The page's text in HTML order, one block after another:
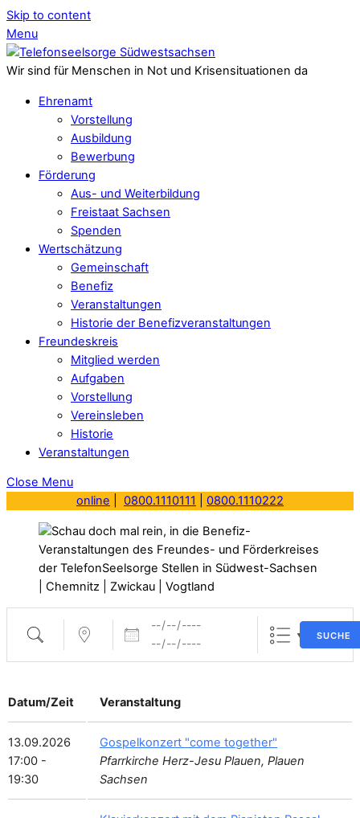
Skip to content
Menu
Wir sind für Menschen in Not und Krisensituationen da
Ehrenamt
Vorstellung
Ausbildung
Bewerbung
Förderung
Aus- und Weiterbildung
Freistaat Sachsen
Spenden
Wertschätzung
Gemeinschaft
Benefiz
Veranstaltungen
Historie der Benefizveranstaltungen
Freundeskreis
Mitglied werden
Aufgaben
Vorstellung
Vereinsleben
Historie
Veranstaltungen
Close Menu
online
0800.1110111 0800.1110222
Suche Nahe ... Daten
SUCHE
Datum/Zeit Veranstaltung
13.09.2026
17:00 -
19:30
Gospelkonzert "come together"
Pfarrkirche Herz-Jesu Plauen, Plauen
Sachsen